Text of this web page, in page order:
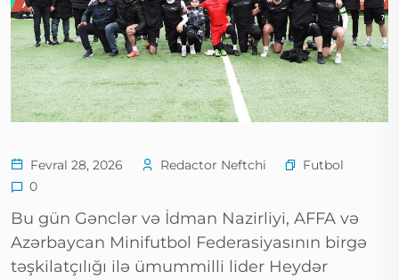
Fevral 28, 2026 Redactor Neftchi
Futbol
0
Bu gün Gənclər və İdman Nazirliyi, AFFA və
Azərbaycan Minifutbol Federasiyasının birgə
təşkilatçılığı ilə ümummilli lider Heydər